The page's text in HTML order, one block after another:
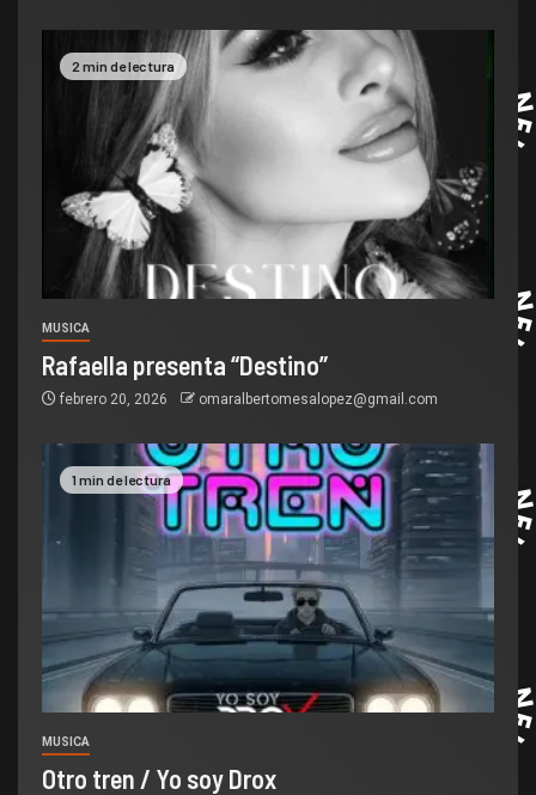
2 min de lectura
MUSICA
Rafaella presenta “Destino”
febrero 20, 2026 omaralbertomesalopez@gmail.com
1 min de lectura
MUSICA
Otro tren / Yo soy Drox